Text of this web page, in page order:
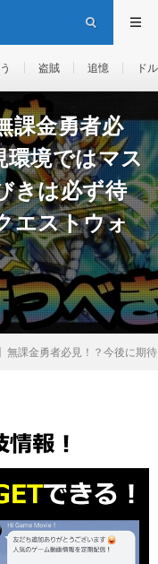
盗賊 追憶 ド
課金勇者必
環境ではマス
きは必ず待
エストウォ
無課金勇者必見！？今後に